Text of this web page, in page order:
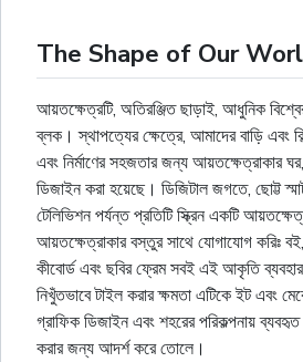
The Shape of Our
আয়তক্ষেত্রটি, অতিরঞ্জিত ছাড়াই, আধুনিক
ব্লক। স্থাপত্যের ক্ষেত্রে, আমাদের বাড়ি এবং
এবং নির্মাণের সহজতার জন্য আয়তক্ষেত্রাকার
ডিজাইন করা হয়েছে। ডিজিটাল জগতে, ছোট্ট
টেলিভিশন পর্যন্ত প্রতিটি স্ক্রিন একটি
আয়তক্ষেত্রাকার বস্তুর সাথে যোগাযোগ করিঃ
কীবোর্ড এবং ছবির ফ্রেম সবই এই আকৃতি
নিখুঁতভাবে টাইল করার ক্ষমতা এটিকে ইট এবং
গ্রাফিক ডিজাইন এবং শহরের পরিকল্পনায়
করার জন্য আদর্শ করে তোলে।